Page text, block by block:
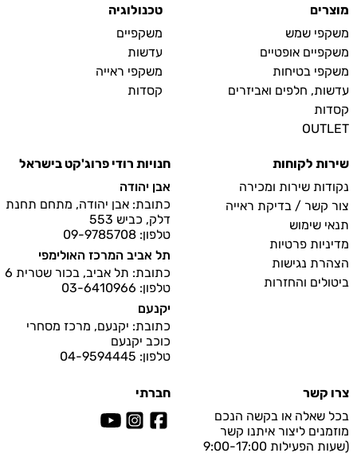
מוצרים
משקפי שמש
משקפיים אופטיים
משקפי בטיחות
עדשות, חלפים ואביזרים
קסדות
OUTLET
טכנולוגיה
משקפיים
עדשות
משקפי ראייה
קסדות
שירות לקוחות
נקודות שירות ומכירה
צור קשר / בדיקת ראייה
תנאי שימוש
מדיניות פרטיות
הצהרת נגישות
ביטולים והחזרות
חנויות רודי פרוג'קט בישראל
אבן יהודה
כתובת: אבן יהודה, מתחם תחנת
דלק, כביש 553
טלפון: 09-9785708
תל אביב המרכז האולימפי
כתובת: תל אביב, בכור שטרית 6
טלפון: 03-6410966
יקנעם
כתובת: יקנעם, מרכז מסחרי
כוכב יקנעם
טלפון: 04-9594445
צרו קשר
בכל שאלה או בקשה הנכם
מוזמנים ליצור איתנו קשר
(שעות הפעילות 9:00-17:00
חברתי